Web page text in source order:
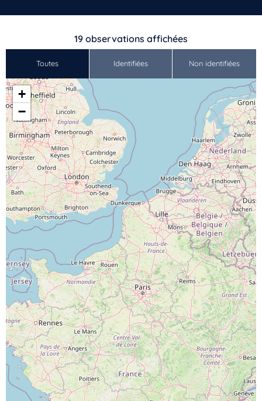
19 observations affichées
Toutes Identifiées Non identifiées
+
−